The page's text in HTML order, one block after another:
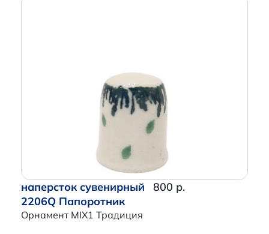
наперсток сувенирный
2206Q Папоротник
Орнамент MIX1 Традиция
800 р.